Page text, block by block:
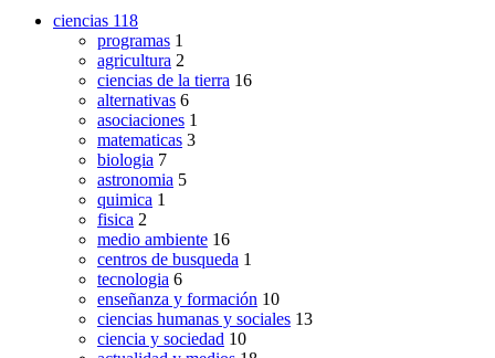
ciencias 118
programas 1
agricultura 2
ciencias de la tierra 16
alternativas 6
asociaciones 1
matematicas 3
biologia 7
astronomia 5
quimica 1
fisica 2
medio ambiente 16
centros de busqueda 1
tecnologia 6
enseñanza y formación 10
ciencias humanas y sociales 13
ciencia y sociedad 10